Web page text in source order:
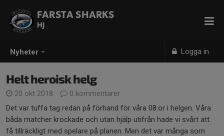
Nyheter Logga in
FARSTA SHARKS
HJ
Helt heroisk helg
20 okt 2018
0 kommentarer
Det var tuffa tag redan på förhand för våra 08:or i helgen. Våra
båda matcher krockade och utan hjälp utifrån hade vi svårt att
få tillräckligt med spelare på planen. Men det var många som